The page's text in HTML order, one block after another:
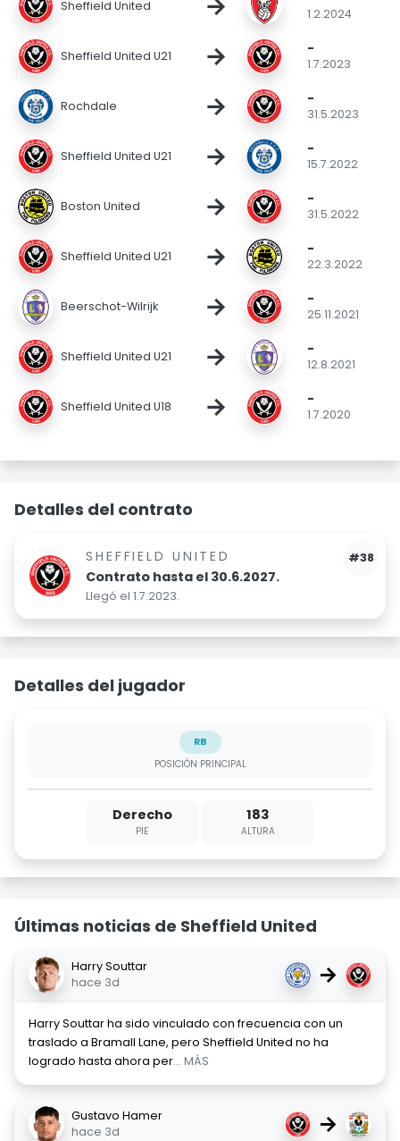
Sheffield United 1.2.2024
Sheffield United U21 → -
1.7.2023
Rochdale → -
31.5.2023
Sheffield United U21 → -
15.7.2022
Boston United → -
31.5.2022
Sheffield United U21 → -
22.3.2022
Beerschot-Wilrijk → -
25.11.2021
Sheffield United U21 → -
12.8.2021
Sheffield United U18 → -
1.7.2020
Detalles del contrato
#38
SHEFFIELD UNITED
Contrato hasta el 30.6.2027.
Llegó el 1.7.2023.
Detalles del jugador
RB
POSICIÓN PRINCIPAL
Derecho
PIE
183
ALTURA
Últimas noticias de Sheffield United
Harry Souttar
hace 3d
→
Harry Souttar ha sido vinculado con frecuencia con un
traslado a Bramall Lane, pero Sheffield United no ha
logrado hasta ahora per... MÁS
Gustavo Hamer
hace 3d
→